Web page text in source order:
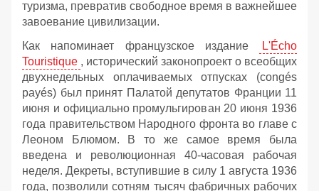
туризма, превратив свободное время в важнейшее
завоевание цивилизации.
Как напоминает французское издание
L'Écho
Touristique , исторический законопроект о всеобщих
двухнедельных оплачиваемых отпусках (congés
payés) был принят Палатой депутатов Франции 11
июня и официально промульгирован 20 июня 1936
года правительством Народного фронта во главе с
Леоном Блюмом. В то же самое время была
введена и революционная 40-часовая рабочая
неделя. Декреты, вступившие в силу 1 августа 1936
года, позволили сотням тысяч фабричных рабочих